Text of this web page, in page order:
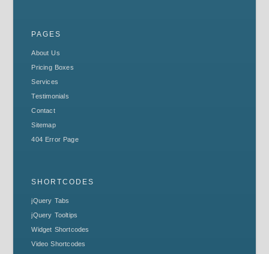
PAGES
About Us
Pricing Boxes
Services
Testimonials
Contact
Sitemap
404 Error Page
SHORTCODES
jQuery Tabs
jQuery Tooltips
Widget Shortcodes
Video Shortcodes